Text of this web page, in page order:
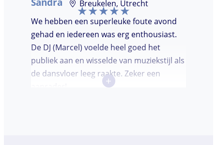
Breukelen, Utrecht
We hebben een superleuke foute avond
gehad en iedereen was erg enthousiast.
De DJ (Marcel) voelde heel goed het
publiek aan en wisselde van muziekstijl als
de dansvloer leeg raakte. Zeker een
+